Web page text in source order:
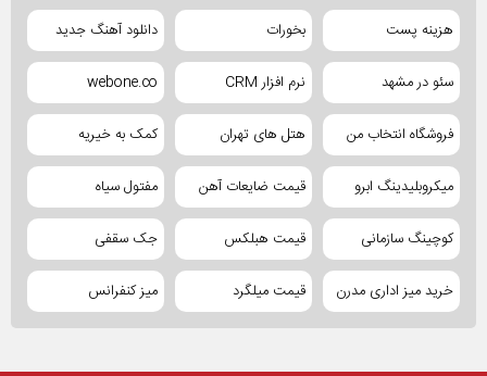
هزینه پست بخورات دانلود آهنگ جدید
سئو در مشهد نرم افزار CRM webone.co
فروشگاه انتخاب من هتل های تهران کمک به خیریه
میکروبلیدینگ ابرو قیمت ضایعات آهن مفتول سیاه
کوچینگ سازمانی قیمت هبلکس جک سقفی
خرید میز اداری مدرن قیمت میلگرد میز کنفرانس